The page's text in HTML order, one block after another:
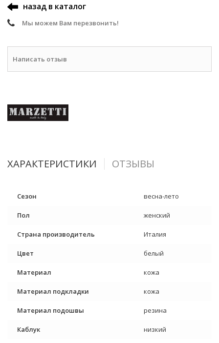
назад в каталог
Мы можем Вам перезвонить!
Написать отзыв
ХАРАКТЕРИСТИКИ ОТЗЫВЫ
Сезон весна-лето
Пол женский
Страна производитель Италия
Цвет белый
Материал кожа
Материал подкладки кожа
Материал подошвы резина
Каблук низкий